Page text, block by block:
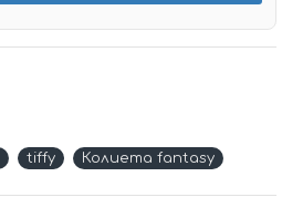
tiffy Колиета fantasy